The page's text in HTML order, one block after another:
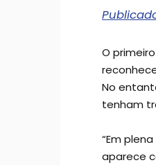
O
No
tenham
“Em
aparece